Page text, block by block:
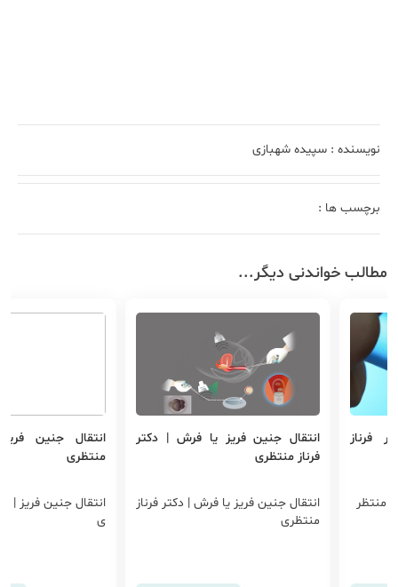
نویسنده : سپیده شهبازی
برچسب ها :
مطالب خواندنی دیگر...
فرناز
منتظر
انتقال جنین فریز یا فرش | دکتر
فرناز منتظری
انتقال جنین فریز یا فرش | دکتر فرناز
منتظری
انتقال جنین
منتظری
انتقال جنین فریز |
ی